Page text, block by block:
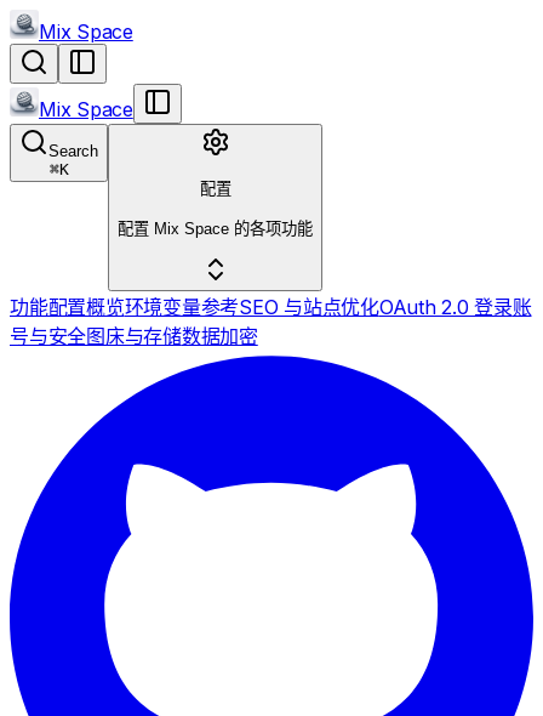
Mix Space
Mix Space
Search
⌘K
配置
配置 Mix Space 的各项功能
功能配置概览环境变量参考SEO 与站点优化OAuth 2.0 登录账
号与安全图床与存储数据加密